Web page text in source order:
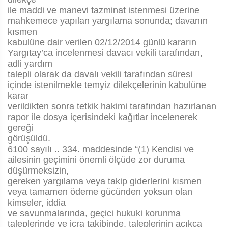
ile maddi ve manevi tazminat istenmesi üzerine
mahkemece yapılan yargılama sonunda; davanın
kısmen
kabulüne dair verilen 02/12/2014 günlü kararın
Yargıtay’ca incelenmesi davacı vekili tarafından,
adli yardım
talepli olarak da davalı vekili tarafından süresi
içinde istenilmekle temyiz dilekçelerinin kabulüne
karar
verildikten sonra tetkik hakimi tarafından hazırlanan
rapor ile dosya içerisindeki kağıtlar incelenerek
gereği
görüşüldü.
6100 sayılı .. 334. maddesinde “(1) Kendisi ve
ailesinin geçimini önemli ölçüde zor duruma
düşürmeksizin,
gereken yargılama veya takip giderlerini kısmen
veya tamamen ödeme gücünden yoksun olan
kimseler, iddia
ve savunmalarında, geçici hukuki korunma
taleplerinde ve icra takibinde, taleplerinin açıkça